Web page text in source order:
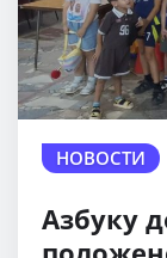
НОВОСТИ
Азбуку